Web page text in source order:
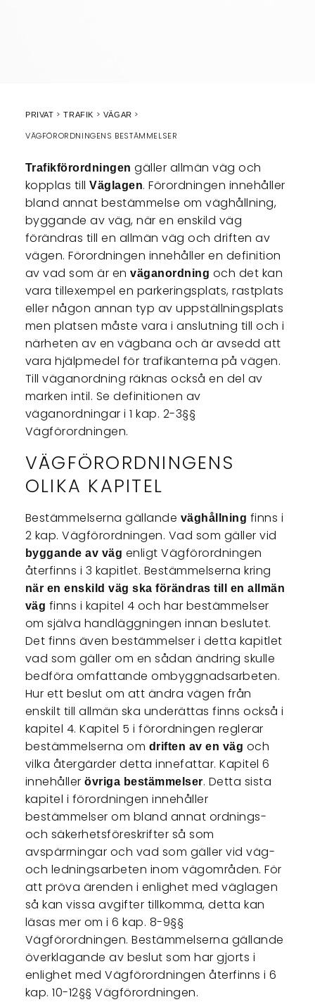
PRIVAT TRAFIK VÄGAR
VÄGFÖRORDNINGENS BESTÄMMELSER
Trafikförordningen gäller allmän väg och
kopplas tillVäglagen. Förordningen innehåller
bland annat bestämmelse om väghållning,
byggande av väg, när en enskild väg
förändras till en allmän väg och driften av
vägen. Förordningen innehåller en definition
av vad som är enväganordning och det kan
vara tillexempel en parkeringsplats, rastplats
eller någon annan typ av uppställningsplats
men platsen måste vara i anslutning till och i
närheten av en vägbana och är avsedd att
vara hjälpmedel för trafikanterna på vägen.
Till väganordning räknas också en del av
marken intil. Se definitionen av
väganordningar i 1 kap. 2-3§§
Vägförordningen.
VÄGFÖRORDNINGENS
OLIKA KAPITEL
Bestämmelserna gällande väghållning finns i
2 kap. Vägförordningen. Vad som gäller vid
byggande av väg enligt Vägförordningen
återfinns i 3 kapitlet. Bestämmelserna kring
när en enskild väg ska förändras till en allmän
väg finns i kapitel 4 och har bestämmelser
om själva handläggningen innan beslutet.
Det finns även bestämmelser i detta kapitlet
vad som gäller om en sådan ändring skulle
bedföra omfattande ombyggnadsarbeten.
Hur ett beslut om att ändra vägen från
enskilt till allmän ska underättas finns också i
kapitel 4. Kapitel 5 i förordningen reglerar
bestämmelserna om driften av en väg och
vilka återgärder detta innefattar. Kapitel 6
innehållerövriga bestämmelser. Detta sista
kapitel i förordningen innehåller
bestämmelser om bland annat ordnings-
och säkerhetsföreskrifter så som
avspärrningar och vad som gäller vid väg-
och ledningsarbeten inom vägområden. För
att pröva ärenden i enlighet med väglagen
så kan vissa avgifter tillkomma, detta kan
läsas mer om i 6 kap. 8-9§§
Vägförordningen. Bestämmelserna gällande
överklagande av beslut som har gjorts i
enlighet med Vägförordningen återfinns i 6
kap. 10-12§§ Vägförordningen.